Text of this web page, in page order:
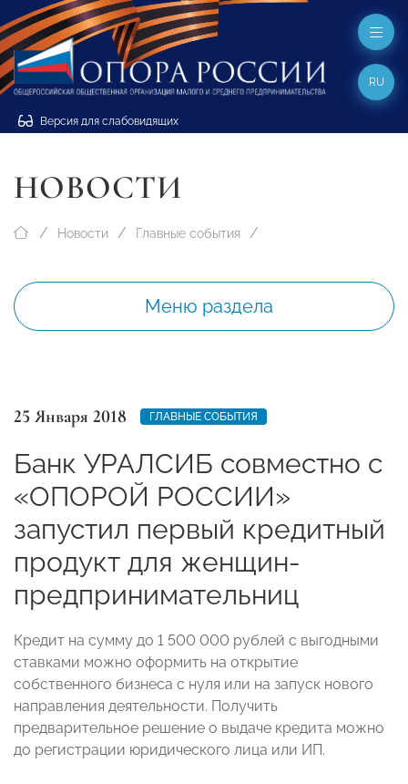
Версия для слабовидящих
RU
НОВОСТИ
Новости Главные события
Меню раздела
25 Января 2018 ГЛАВНЫЕ СОБЫТИЯ
Банк УРАЛСИБ совместно с
«ОПОРОЙ РОССИИ»
запустил первый кредитный
продукт для женщин-
предпринимательниц
Кредит на сумму до 1 500 000 рублей с выгодными
ставками можно оформить на открытие
собственного бизнеса с нуля или на запуск нового
направления деятельности. Получить
предварительное решение о выдаче кредита можно
до регистрации юридического лица или ИП.